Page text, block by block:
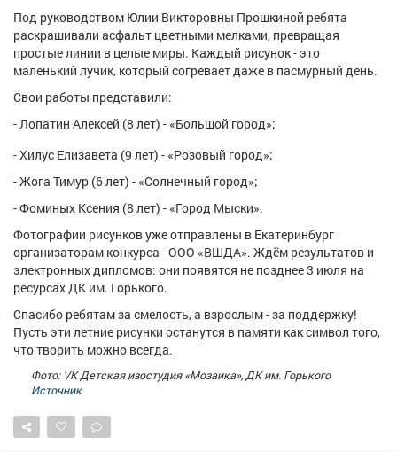
Афиша Обучение Проекты
ТВ программа Я - пенсионер
Под руководством Юлии Викторовны Прошкиной ребята
раскрашивали асфальт цветными мелками, превращая
простые линии в целые миры. Каждый рисунок - это
маленький лучик, который согревает даже в пасмурный день.
Свои работы представили:
- Лопатин Алексей (8 лет) - «Большой город»;
- Хилус Елизавета (9 лет) - «Розовый город»;
- Жога Тимур (6 лет) - «Солнечный город»;
- Фоминых Ксения (8 лет) - «Город Мыски».
Фотографии рисунков уже отправлены в Екатеринбург
организаторам конкурса - ООО «ВШДА». Ждём результатов и
электронных дипломов: они появятся не позднее 3 июля на
ресурсах ДК им. Горького.
Спасибо ребятам за смелость, а взрослым - за поддержку!
Пусть эти летние рисунки останутся в памяти как символ того,
что творить можно всегда.
Фото: VK Детская изостудия «Мозаика», ДК им. Горького
Источник